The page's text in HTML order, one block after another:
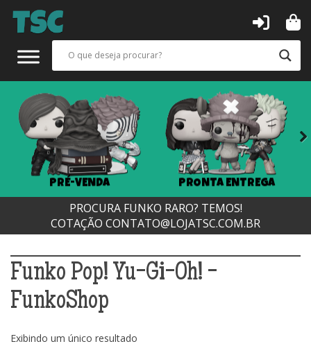
PRÉ-VENDA PRONTA ENTREGA
PROCURA FUNKO RARO? TEMOS!
COTAÇÃO CONTATO@LOJATSC.COM.BR
Funko Pop! Yu-Gi-Oh! -
FunkoShop
Exibindo um único resultado